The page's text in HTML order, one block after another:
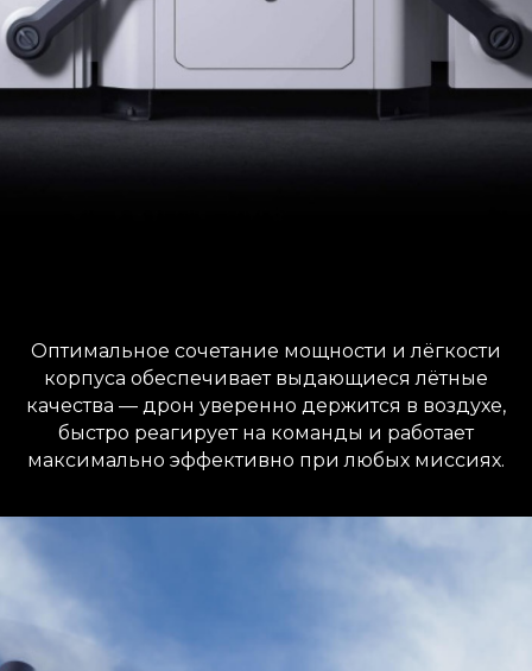
Оптимальное сочетание мощности и лёгкости
корпуса обеспечивает выдающиеся лётные
качества — дрон уверенно держится в воздухе,
быстро реагирует на команды и работает
максимально эффективно при любых миссиях.